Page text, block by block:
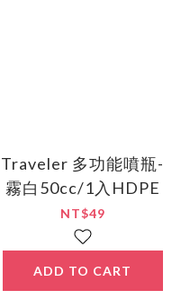
Traveler 多功能噴瓶-
霧白50cc/1入HDPE
NT$49
ADD TO CART